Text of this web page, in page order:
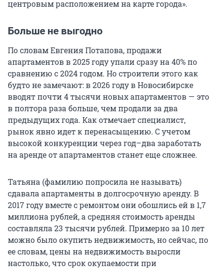
центровым расположением на карте города».
Больше не выгодно
По словам Евгения Потапова, продажи
апартаментов в 2025 году упали сразу на 40% по
сравнению с 2024 годом. Но строители этого как
будто не замечают: в 2026 году в Новосибирске
вводят почти 4 тысячи новых апартаментов — это
в полтора раза больше, чем продали за два
предыдущих года. Как отмечает специалист,
рынок явно идет к перенасыщению. С учетом
высокой конкуренции через год–два заработать
на аренде от апартаментов станет еще сложнее.
Татьяна (фамилию попросила не называть)
сдавала апартаменты в долгосрочную аренду. В
2017 году вместе с ремонтом они обошлись ей в 1,7
миллиона рублей, а средняя стоимость аренды
составляла 23 тысячи рублей. Примерно за 10 лет
можно было окупить недвижимость, но сейчас, по
ее словам, цены на недвижимость выросли
настолько, что срок окупаемости при